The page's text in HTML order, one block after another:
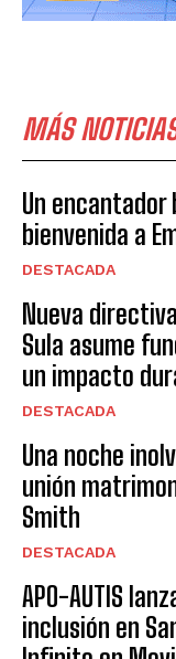
MÁS
Un encantador
bienvenida a
DESTACADA
Nueva
Sula asume
un impacto
DESTACADA
Una noche
unión
Smith
DESTACADA
APO-AUTIS
inclusión en